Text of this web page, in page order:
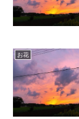
お花